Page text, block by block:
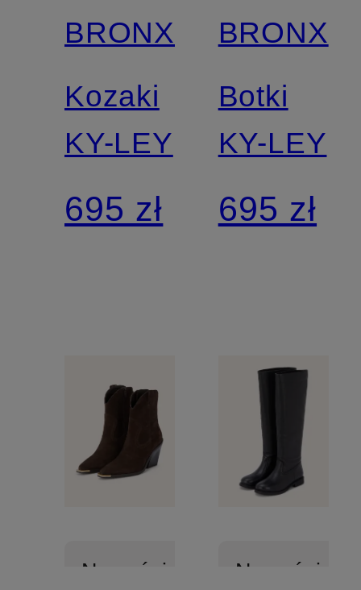
BRONX
Kozaki
KY-LEY
695 zł
BRONX
Botki
KY-LEY
695 zł
Nowości Nowości